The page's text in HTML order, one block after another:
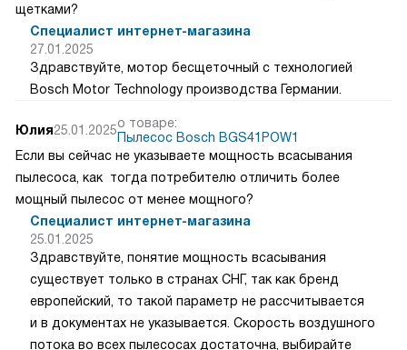
щетками?
Специалист интернет-магазина
27.01.2025
Здравствуйте, мотор бесщеточный с технологией
Bosch Motor Technology производства Германии.
Юлия25.01.2025о товаре:
Пылесос Bosch BGS41POW1
Если вы сейчас не указываете мощность всасывания
пылесоса, как тогда потребителю отличить более
мощный пылесос от менее мощного?
Специалист интернет-магазина
25.01.2025
Здравствуйте, понятие мощность всасывания
существует только в странах СНГ, так как бренд
европейский, то такой параметр не рассчитывается
и в документах не указывается. Скорость воздушного
потока во всех пылесосах достаточна, выбирайте